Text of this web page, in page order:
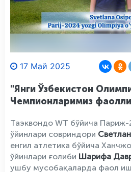
17 Май 2025
"Янги Ўзбекистон
Чемпионларимиз
Таэквондо WT бўйича
ўйинлари совриндори
енгил атлетика бўйича
ўйинлари ғолиби Шарифа
ушбу мусобақаларда фаол